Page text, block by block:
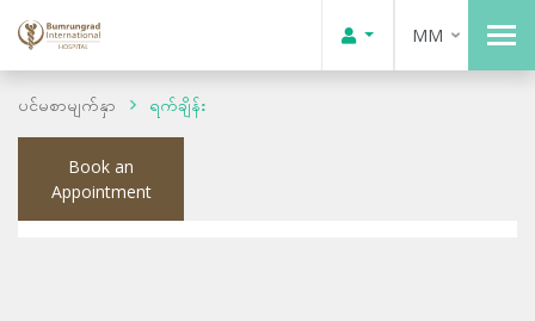
MM
ပင်မစာမျက်နှာ ရက်ချိန်း
Book an
Appointment